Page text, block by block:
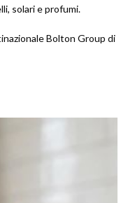
solari e profumi.
Bolton Group di